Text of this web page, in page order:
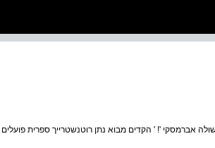
אברמסקי '! ' הקדים מבוא נתן רוטנשטרייך ספרית פועלים